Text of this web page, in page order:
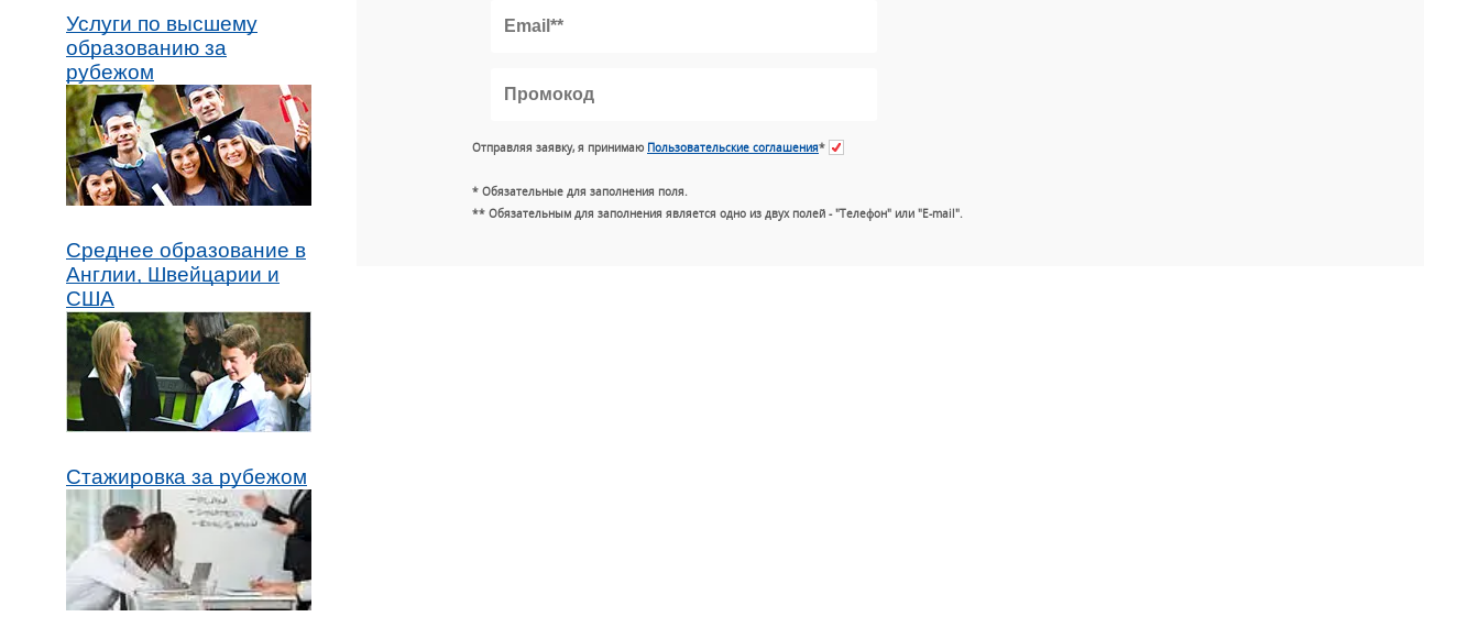
Услуги по высшему
образованию за
рубежом
Среднее образование в
Англии, Швейцарии и
США
Стажировка за рубежом
Отправляя заявку, я принимаю Пользовательские соглашения*
* Обязательные для заполнения поля.
** Обязательным для заполнения является одно из двух полей - "Телефон" или "E-mail".